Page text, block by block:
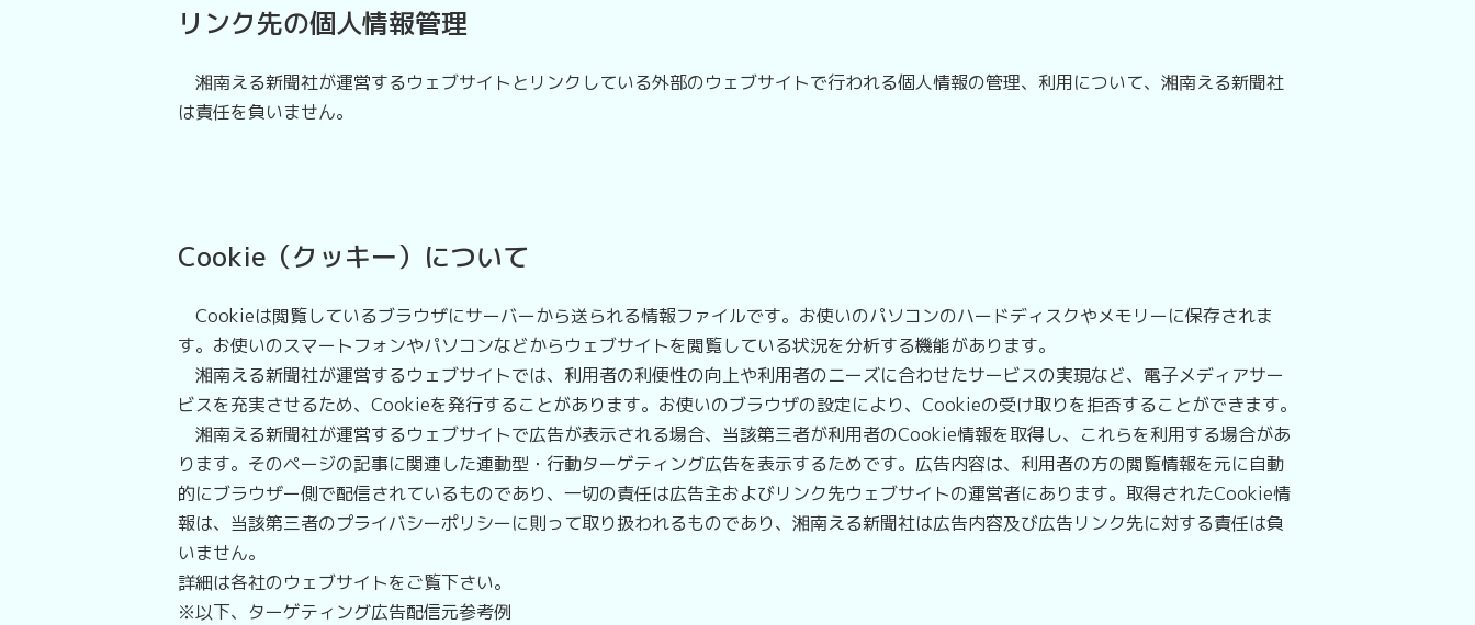
リンク先の個人情報管理
湘南える新聞社が運営するウェブサイトとリンクしている外部のウェブサイトで行われる個人情報の管理、利用について、湘南える新聞社
は責任を負いません。
Cookie（クッキー）について
Cookieは閲覧しているブラウザにサーバーから送られる情報ファイルです。お使いのパソコンのハードディスクやメモリーに保存されま
す。お使いのスマートフォンやパソコンなどからウェブサイトを閲覧している状況を分析する機能があります。
湘南える新聞社が運営するウェブサイトでは、利用者の利便性の向上や利用者のニーズに合わせたサービスの実現など、電子メディアサー
ビスを充実させるため、Cookieを発行することがあります。お使いのブラウザの設定により、Cookieの受け取りを拒否することができます。
湘南える新聞社が運営するウェブサイトで広告が表示される場合、当該第三者が利用者のCookie情報を取得し、これらを利用する場合があ
ります。そのページの記事に関連した連動型・行動ターゲティング広告を表示するためです。広告内容は、利用者の方の閲覧情報を元に自動
的にブラウザー側で配信されているものであり、一切の責任は広告主およびリンク先ウェブサイトの運営者にあります。取得されたCookie情
報は、当該第三者のプライバシーポリシーに則って取り扱われるものであり、湘南える新聞社は広告内容及び広告リンク先に対する責任は負
いません。
詳細は各社のウェブサイトをご覧下さい。
※以下、ターゲティング広告配信元参考例